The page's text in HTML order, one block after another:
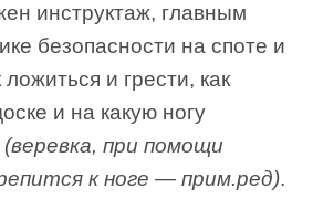
инструктаж, главным
безопасности на споте и
и грести, как
и на какую ногу
(веревка, при помощи
к ноге — прим.ред).